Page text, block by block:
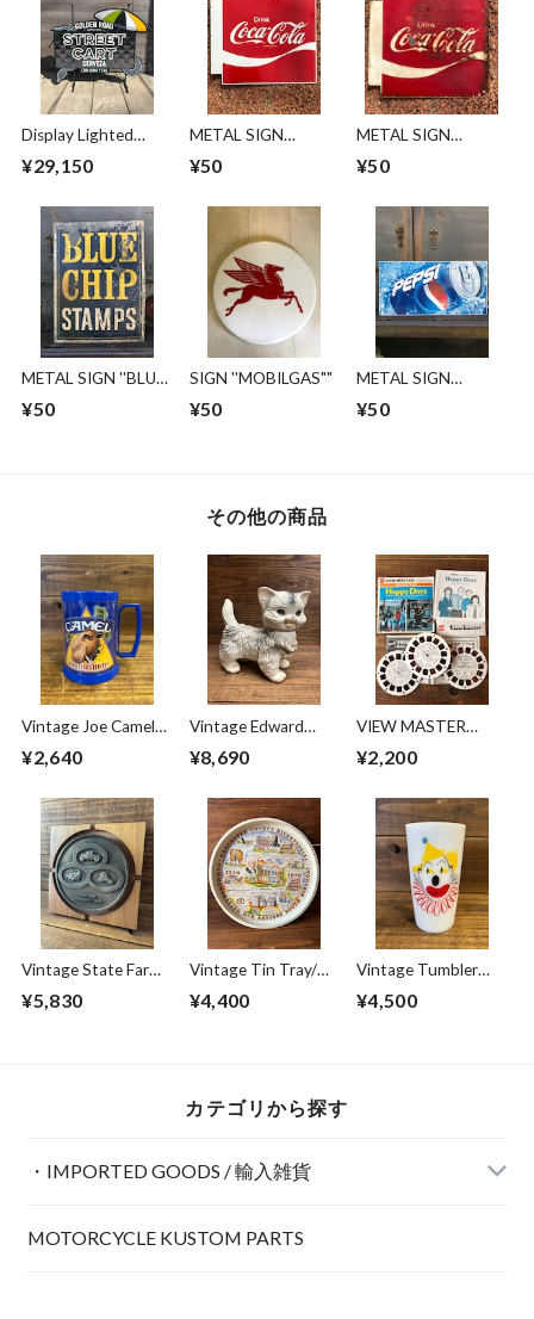
Display Lighted
Brewing''/ワゴン カ
サイン 看板
¥29,150
METAL SIGN
BOTH SIDES
coke サインプレー
ト 看板 両面 70s ヴ
ィンテージ vintage
¥50
METAL SIGN
BOHH SIDES
coke サインプレー
ト 看板 両面 70s ヴ
ィンテージ vintage
¥50
METAL SIGN ''BLUE
サインプレート 看
¥50
SIGN ''MOBILGAS""
¥50
METAL SIGN
¥50
その他の商品
Vintage Joe Camel
Cup/ジョーキャメ
グカップ 80's ビン
テージ
¥2,640
Vintage Edward
Rubber Doll''CAT"/
ワードモブレイ 猫
60's ビンテージ
¥8,690
VIEW MASTER
¥2,200
Vintage State Farm
テートファーム 記
¥5,830
Vintage Tin Tray/テ
ンシルベニア州 70's
¥4,400
Vintage Tumbler
Atlas''CLOWN''/ヘー
¥4,500
カテゴリから探す
・IMPORTED GOODS / 輸入雑貨
MOTORCYCLE KUSTOM PARTS